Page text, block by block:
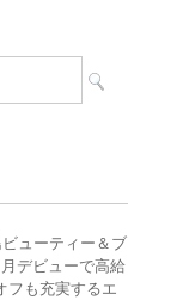
ビューティー＆ブ
デビューで高給
フも充実するエ